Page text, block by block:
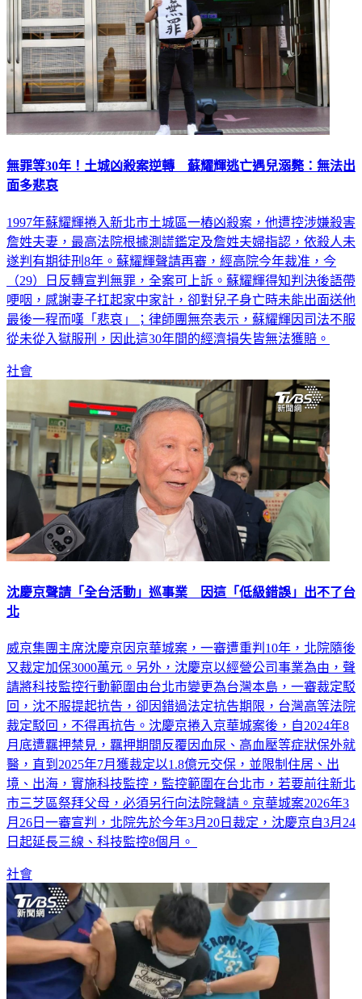
無罪等30年！土城凶殺案逆轉 蘇耀輝逃亡遇兒溺斃：無法出
面多悲哀
1997年蘇耀輝捲入新北市土城區一樁凶殺案，他遭控涉嫌殺害
詹姓夫妻，最高法院根據測謊鑑定及詹姓夫婦指認，依殺人未
遂判有期徒刑8年。蘇耀輝聲請再審，經高院今年裁准，今
（29）日反轉宣判無罪，全案可上訴。蘇耀輝得知判決後語帶
哽咽，感謝妻子扛起家中家計，卻對兒子身亡時未能出面送他
最後一程而嘆「悲哀」；律師團無奈表示，蘇耀輝因司法不服
從未從入獄服刑，因此這30年間的經濟損失皆無法獲賠。
社會
沈慶京聲請「全台活動」巡事業 因這「低級錯誤」出不了台
北
威京集團主席沈慶京因京華城案，一審遭重判10年，北院隨後
又裁定加保3000萬元。另外，沈慶京以經營公司事業為由，聲
請將科技監控行動範圍由台北市變更為台灣本島，一審裁定駁
回，沈不服提起抗告，卻因錯過法定抗告期限，台灣高等法院
裁定駁回，不得再抗告。沈慶京捲入京華城案後，自2024年8
月底遭羈押禁見，羈押期間反覆因血尿、高血壓等症狀保外就
醫，直到2025年7月獲裁定以1.8億元交保，並限制住居、出
境、出海，實施科技監控，監控範圍在台北市，若要前往新北
市三芝區祭拜父母，必須另行向法院聲請。京華城案2026年3
月26日一審宣判，北院先於今年3月20日裁定，沈慶京自3月24
日起延長三線、科技監控8個月。
社會